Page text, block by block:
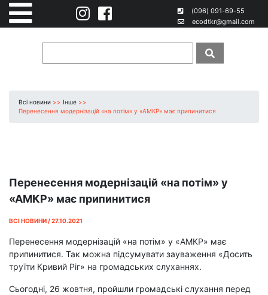
(096) 091-69-55
ecodtkr@gmail.com
Всі новини >> Інше >>
Перенесення модернізацій «на потім» у «АМКР» має припинитися
Перенесення модернізацій «на потім» у
«АМКР» має припинитися
ВСІ НОВИНИ / 27.10.2021
Перенесення модернізацій «на потім» у «АМКР» має
припинитися. Так можна підсумувати зауваження «Досить
труїти Кривий Ріг» на громадських слуханнях.
Сьогодні, 26 жовтня, пройшли громадські слухання перед